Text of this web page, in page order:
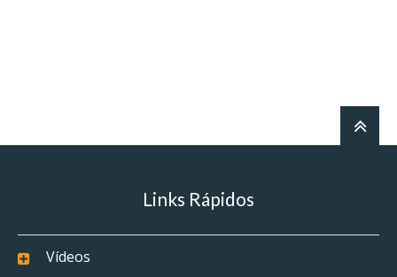
Links Rápidos
Vídeos